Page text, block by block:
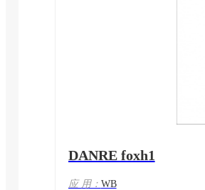
DANRE foxh1
应 用： WB